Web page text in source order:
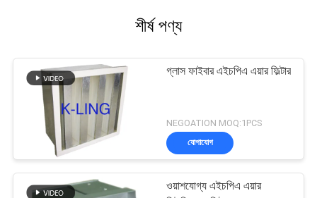
শীর্ষ পণ্য
গ্লাস ফাইবার এইচপিএ এয়ার ফিল্টার
NEGOATION MOQ:1PCS
যোগাযোগ
ওয়াশযোগ্য এইচপিএ এয়ার